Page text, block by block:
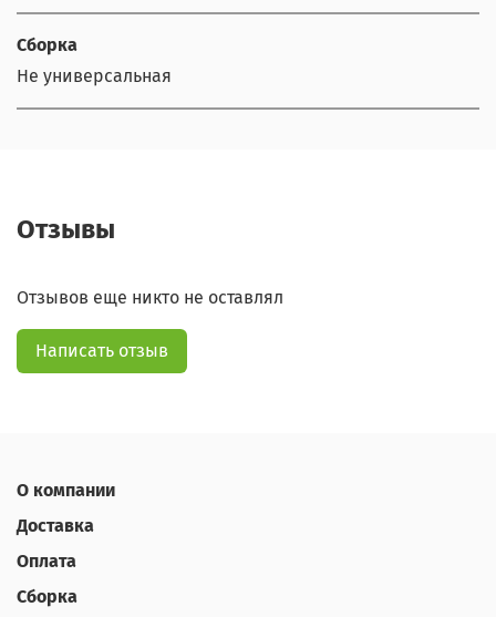
Сборка
Не универсальная
Отзывы
Отзывов еще никто не оставлял
Написать отзыв
О компании
Доставка
Оплата
Сборка